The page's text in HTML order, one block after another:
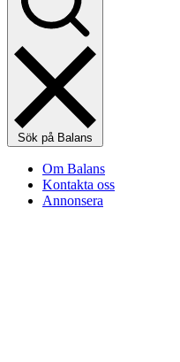
Sök på Balans
Om Balans
Kontakta oss
Annonsera